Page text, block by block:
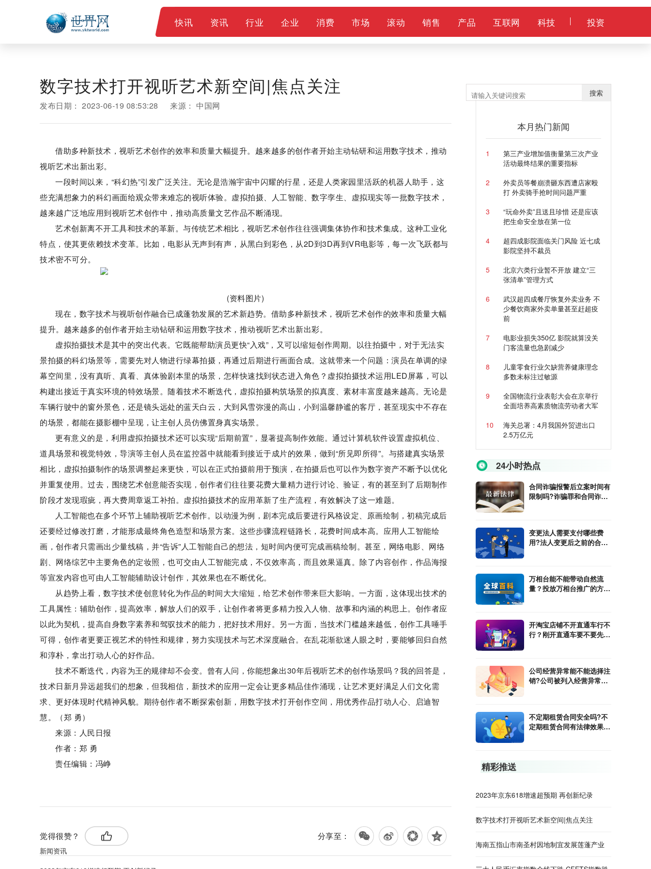
快讯 资讯 行业 企业 消费 市场 滚动 销售 产品 互联网 科技 投资
数字技术打开视听艺术新空间|焦点关注
发布日期： 2023-06-19 08:53:28 来源： 中国网
借助多种新技术，视听艺术创作的效率和质量大幅提升。越来越多的创作者开始主动钻研和运用数字技术，推动
视听艺术出新出彩。
一段时间以来，“科幻热”引发广泛关注。无论是浩瀚宇宙中闪耀的行星，还是人类家园里活跃的机器人助手，这
些充满想象力的科幻画面给观众带来难忘的视听体验。虚拟拍摄、人工智能、数字孪生、虚拟现实等一批数字技术，
越来越广泛地应用到视听艺术创作中，推动高质量文艺作品不断涌现。
艺术创新离不开工具和技术的革新。与传统艺术相比，视听艺术创作往往强调集体协作和技术集成。这种工业化
特点，使其更依赖技术变革。比如，电影从无声到有声，从黑白到彩色，从2D到3D再到VR电影等，每一次飞跃都与
技术密不可分。
(资料图片)
现在，数字技术与视听创作融合已成蓬勃发展的艺术新趋势。借助多种新技术，视听艺术创作的效率和质量大幅
提升。越来越多的创作者开始主动钻研和运用数字技术，推动视听艺术出新出彩。
虚拟拍摄技术是其中的突出代表。它既能帮助演员更快“入戏”，又可以缩短创作周期。以往拍摄中，对于无法实
景拍摄的科幻场景等，需要先对人物进行绿幕拍摄，再通过后期进行画面合成。这就带来一个问题：演员在单调的绿
幕空间里，没有真听、真看、真体验剧本里的场景，怎样快速找到状态进入角色？虚拟拍摄技术运用LED屏幕，可以
构建出接近于真实环境的特效场景。随着技术不断迭代，虚拟拍摄构筑场景的拟真度、素材丰富度越来越高。无论是
车辆行驶中的窗外景色，还是镜头远处的蓝天白云，大到风雪弥漫的高山，小到温馨静谧的客厅，甚至现实中不存在
的场景，都能在摄影棚中呈现，让主创人员仿佛置身真实场景。
更有意义的是，利用虚拟拍摄技术还可以实现“后期前置”，显著提高制作效能。通过计算机软件设置虚拟机位、
道具场景和视觉特效，导演等主创人员在监控器中就能看到接近于成片的效果，做到“所见即所得”。与搭建真实场景
相比，虚拟拍摄制作的场景调整起来更快，可以在正式拍摄前用于预演，在拍摄后也可以作为数字资产不断予以优化
并重复使用。过去，围绕艺术创意能否实现，创作者们往往要花费大量精力进行讨论、验证，有的甚至到了后期制作
阶段才发现瑕疵，再大费周章返工补拍。虚拟拍摄技术的应用革新了生产流程，有效解决了这一难题。
人工智能也在多个环节上辅助视听艺术创作。以动漫为例，剧本完成后要进行风格设定、原画绘制，初稿完成后
还要经过修改打磨，才能形成最终角色造型和场景方案。这些步骤流程链路长，花费时间成本高。应用人工智能绘
画，创作者只需画出少量线稿，并“告诉”人工智能自己的想法，短时间内便可完成画稿绘制。甚至，网络电影、网络
剧、网络综艺中主要角色的定妆照，也可交由人工智能完成，不仅效率高，而且效果逼真。除了内容创作，作品海报
等宣发内容也可由人工智能辅助设计创作，其效果也在不断优化。
从趋势上看，数字技术使创意转化为作品的时间大大缩短，给艺术创作带来巨大影响。一方面，这体现出技术的
工具属性：辅助创作，提高效率，解放人们的双手，让创作者将更多精力投入人物、故事和内涵的构思上。创作者应
以此为契机，提高自身数字素养和驾驭技术的能力，把好技术用好。另一方面，当技术门槛越来越低，创作工具唾手
可得，创作者更要正视艺术的特性和规律，努力实现技术与艺术深度融合。在乱花渐欲迷人眼之时，要能够回归自然
和淳朴，拿出打动人心的好作品。
技术不断迭代，内容为王的规律却不会变。曾有人问，你能想象出30年后视听艺术的创作场景吗？我的回答是，
技术日新月异远超我们的想象，但我相信，新技术的应用一定会让更多精品佳作涌现，让艺术更好满足人们文化需
求、更好体现时代精神风貌。期待创作者不断探索创新，用数字技术打开创作空间，用优秀作品打动人心、启迪智
慧。（郑 勇）
来源：人民日报
作者：郑 勇
责任编辑：冯峥
觉得很赞？ 分享至：
新闻资讯
搜索
本月热门新闻
1
第三产业增加值衡量第三次产业
活动最终结果的重要指标
2
外卖员等餐崩溃砸东西遭店家殴
打 外卖骑手抢时间问题严重
3
“玩命外卖”且送且珍惜 还是应该
把生命安全放在第一位
4
超四成影院面临关门风险 近七成
影院坚持不裁员
5
北京六类行业暂不开放 建立“三
张清单”管理方式
6
武汉超四成餐厅恢复外卖业务 不
少餐饮商家外卖单量甚至赶超疫
前
7
电影业损失350亿 影院就算没关
门客流量也急剧减少
8
儿童零食行业欠缺营养健康理念
多数未标注过敏源
9
全国物流行业表彰大会在京举行
全面培养高素质物流劳动者大军
10
海关总署：4月我国外贸进出口
2.5万亿元
24小时热点
合同诈骗报警后立案时间有
限制吗?诈骗罪和合同诈骗
变更法人需要支付哪些费
用?法人变更后之前的合同
万相台能不能带动自然流
量？投放万相台推广的方式
开淘宝店铺不开直通车行不
行？刚开直通车要不要先出
公司经营异常能不能选择注
销?公司被列入经营异常的
不定期租赁合同安全吗?不
定期租赁合同有法律效果
精彩推送
2023年京东618增速超预期 再创新纪录
数字技术打开视听艺术新空间|焦点关注
海南五指山市南圣村因地制宜发展莲蓬产业